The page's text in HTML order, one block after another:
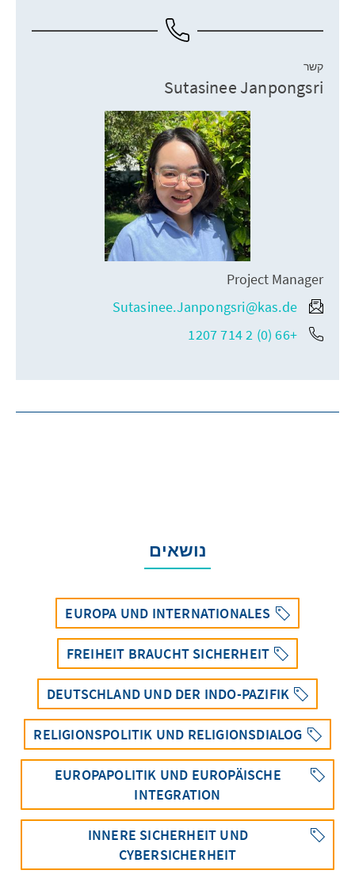
קשר
Sutasinee Janpongsri
Project Manager
Sutasinee.Janpongsri@kas.de
+66 (0) 2 714 1207
נושאים
EUROPA UND INTERNATIONALES
FREIHEIT BRAUCHT SICHERHEIT
DEUTSCHLAND UND DER INDO-PAZIFIK
RELIGIONSPOLITIK UND RELIGIONSDIALOG
EUROPAPOLITIK UND EUROPÄISCHE
INTEGRATION
INNERE SICHERHEIT UND
CYBERSICHERHEIT